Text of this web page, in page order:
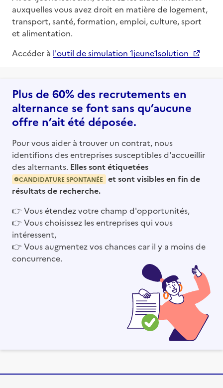
auxquelles vous avez droit en matière de logement,
transport, santé, formation, emploi, culture, sport
et alimentation.
Accéder à l'outil de simulation 1jeune1solution
Plus de 60% des recrutements en
alternance se font sans qu’aucune
offre n’ait été déposée.
Pour vous aider à trouver un contrat, nous
identifions des entreprises susceptibles d'accueillir
des alternants. Elles sont étiquetées
CANDIDATURE SPONTANÉE
et sont visibles en fin de
résultats de recherche.
👉 Vous étendez votre champ d'opportunités,
👉 Vous choisissez les entreprises qui vous
intéressent,
👉 Vous augmentez vos chances car il y a moins de
concurrence.